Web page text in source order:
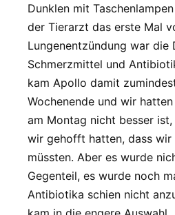
Dunklen mit
der Tierarzt das erste Mal
Lungenentzündung war die
Schmerzmittel und
kam Apollo damit
Wochenende und wir hatten
am Montag nicht besser ist,
wir gehofft hatten, dass wir
müssten. Aber es wurde
Gegenteil, es wurde noch
Antibiotika schien nicht